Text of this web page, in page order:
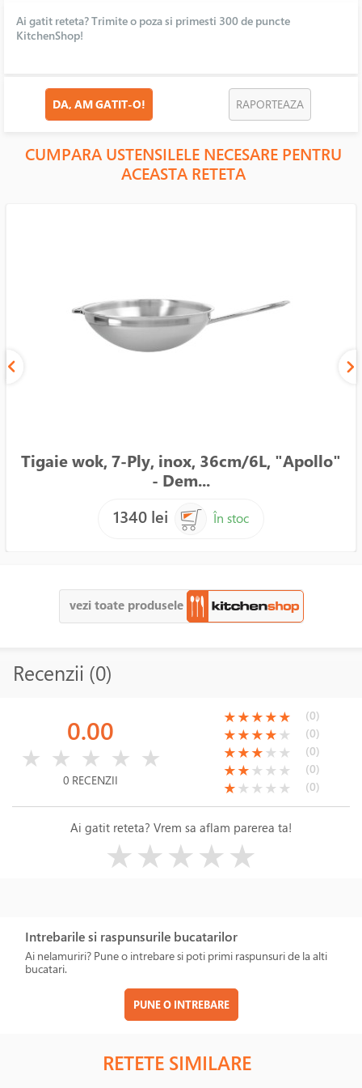
Ai gatit reteta? Trimite o poza si primesti 300 de puncte
KitchenShop!
DA, AM GATIT-O! RAPORTEAZA
CUMPARA USTENSILELE NECESARE PENTRU
ACEASTA RETETA
Tigaie wok, 7-Ply, inox, 36cm/6L, "Apollo"
- Dem...
1340 lei
În stoc
vezi toate produsele
Recenzii (0)
0.00
★ ★ ★ ★ ★
0 RECENZII
(*)
★(*)
★(*)
★(*)
★(*)
★ (0)
(*)
★(*)
★(*)
★(*)
★( )
★ (0)
(*)
★(*)
★(*)
★( )
★ ( )
★ (0)
(*)
★(*)
★( )
★ ( )
★ ( )
★ (0)
(*)
★( )
★ ( )
★ ( )
★ ( )
★ (0)
Ai gatit reteta? Vrem sa aflam parerea ta!
★★★★★
Intrebarile si raspunsurile bucatarilor
Ai nelamuriri? Pune o intrebare si poti primi raspunsuri de la alti
bucatari.
PUNE O INTREBARE
RETETE SIMILARE